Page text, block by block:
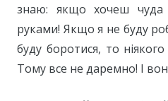
знаю: якщо хочеш чуда
руками! Якщо я не буду
буду боротися, то
Тому все не даремно! І